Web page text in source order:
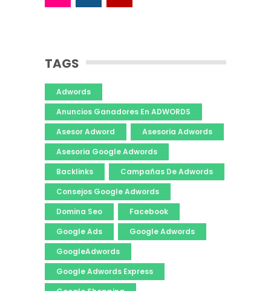
TAGS
Adwords
Anuncios Ganadores En ADWORDS
Asesor Adword
Asesoria Adwords
Asesoria Google Adwords
Backlinks
Campañas De Adwords
Consejos Google Adwords
Domina Seo
Facebook
Google Ads
Google Adwords
GoogleAdwords
Google Adwords Express